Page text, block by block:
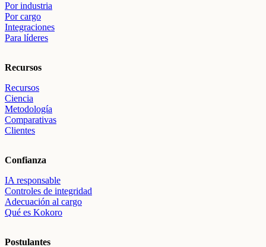
Por industria
Por cargo
Integraciones
Para líderes
Recursos
Recursos
Ciencia
Metodología
Comparativas
Clientes
Confianza
IA responsable
Controles de integridad
Adecuación al cargo
Qué es Kokoro
Postulantes